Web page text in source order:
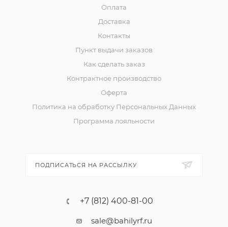
Оплата
Доставка
Контакты
Пункт выдачи заказов
Как сделать заказ
Контрактное производство
Оферта
Политика на обработку Персональных Данных
Программа лояльности
ПОДПИСАТЬСЯ НА РАССЫЛКУ
+7 (812) 400-81-00
sale@bahilyrf.ru